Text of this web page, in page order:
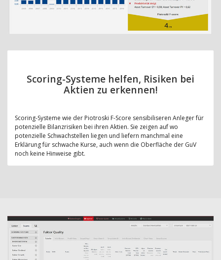
Scoring-Systeme helfen, Risiken bei
Aktien zu erkennen!
Scoring-Systeme wie der Piotroski F-Score sensibiliseren Anleger für
potenzielle Bilanzrisiken bei ihren Aktien. Sie zeigen auf wo
potenzielle Schwachstellen liegen und liefern manchmal eine
Erklärung für schwache Kurse, auch wenn die Oberfläche der GuV
noch keine Hinweise gibt.